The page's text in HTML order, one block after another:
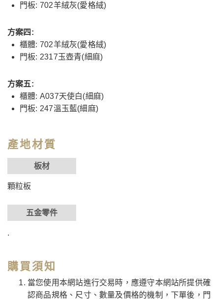
門板: 702羊絨灰(愛格絨)
方案四:
櫃體: 702羊絨灰(愛格絨)
門板: 2317玉壺青(細麻)
方案五:
櫃體: A037天使白(細麻)
門板: 247溫玉藍(細麻)
產地材質
板材
顆粒板
五金零件
.
購買須知
當您使用本網站進行交易時，應遵守本網站所提供確
認商品規格、尺寸、數量及價格的機制，下單後，門